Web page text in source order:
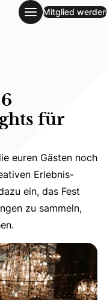
für eure Hochzeit
Mitglied werden
für
euren Gästen noch
euren Gästen noch
Erlebnis-
ein, das Fest
zu sammeln,